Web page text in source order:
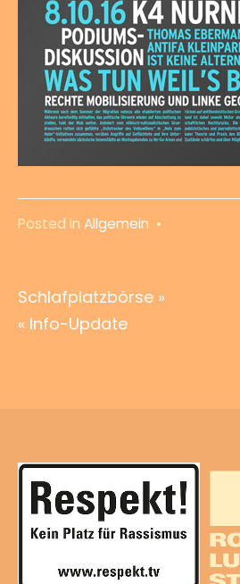
Posted in Allgemein •
Beitragsnavigation
Schlafplatzbörse »
« Info-Update